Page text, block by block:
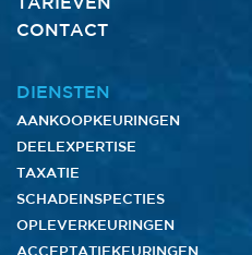
CONTACT
DIENSTEN
AANKOOPKEURINGEN
DEELEXPERTISE
TAXATIE
SCHADEINSPECTIES
OPLEVERKEURINGEN
ACCEPTATIEKEURINGEN